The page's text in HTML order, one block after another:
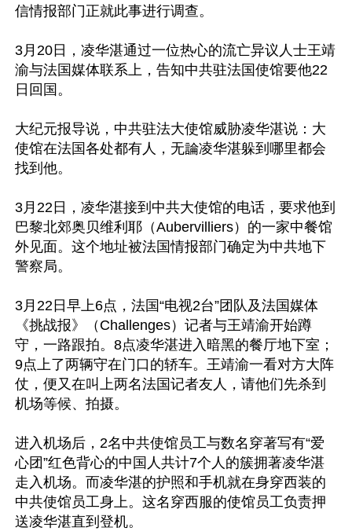
信情报部门正就此事进行调查。
3月20日，凌华湛通过一位热心的流亡异议人士王靖
渝与法国媒体联系上，告知中共驻法国使馆要他22
日回国。
大纪元报导说，中共驻法大使馆威胁凌华湛说：大
使馆在法国各处都有人，无論凌华湛躲到哪里都会
找到他。
3月22日，凌华湛接到中共大使馆的电话，要求他到
巴黎北郊奥贝维利耶（Aubervilliers）的一家中餐馆
外见面。这个地址被法国情报部门确定为中共地下
警察局。
3月22日早上6点，法国“电视2台”团队及法国媒体
《挑战报》（Challenges）记者与王靖渝开始蹲
守，一路跟拍。8点凌华湛进入暗黑的餐厅地下室；
9点上了两辆守在门口的轿车。王靖渝一看对方大阵
仗，便又在叫上两名法国记者友人，请他们先杀到
机场等候、拍摄。
进入机场后，2名中共使馆员工与数名穿著写有“爱
心团”红色背心的中国人共计7个人的簇拥著凌华湛
走入机场。而凌华湛的护照和手机就在身穿西装的
中共使馆员工身上。这名穿西服的使馆员工负责押
送凌华湛直到登机。